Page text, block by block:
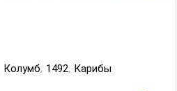
Колумб, 1492, Карибы